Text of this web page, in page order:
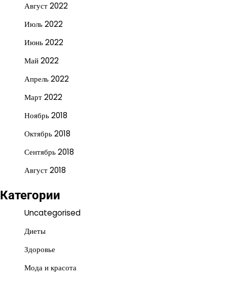
Август 2022
Июль 2022
Июнь 2022
Май 2022
Апрель 2022
Март 2022
Ноябрь 2018
Октябрь 2018
Сентябрь 2018
Август 2018
Категории
Uncategorised
Диеты
Здоровье
Мода и красота